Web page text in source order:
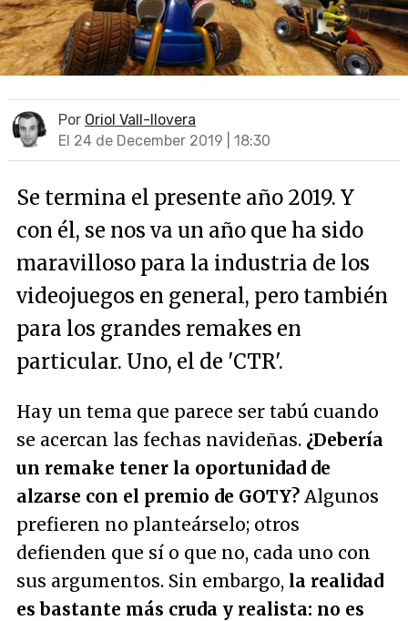
Por Oriol Vall-llovera
El 24 de December 2019 | 18:30
Se termina el presente año 2019. Y
con él, se nos va un año que ha sido
maravilloso para la industria de los
videojuegos en general, pero también
para los grandes remakes en
particular. Uno, el de 'CTR'.
Hay un tema que parece ser tabú cuando
se acercan las fechas navideñas. ¿Debería
un remake tener la oportunidad de
alzarse con el premio de GOTY? Algunos
prefieren no planteárselo; otros
defienden que sí o que no, cada uno con
sus argumentos. Sin embargo, la realidad
es bastante más cruda y realista: no es